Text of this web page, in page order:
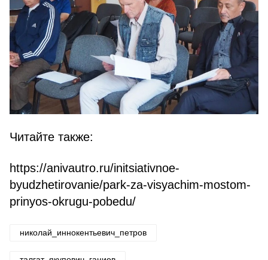
Читайте также:
https://anivautro.ru/initsiativnoe-
byudzhetirovanie/park-za-visyachim-mostom-
prinyos-okrugu-pobedu/
николай_иннокентьевич_петров